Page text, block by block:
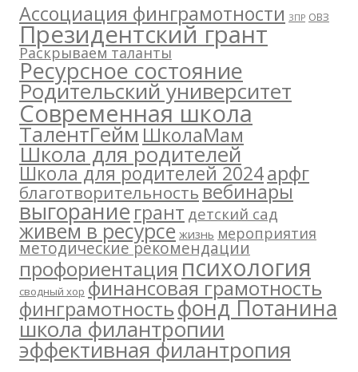
Ассоциация финграмотности ЗПР ОВЗ
Президентский грант
Раскрываем таланты
Ресурсное состояние
Родительский университет
Современная школа
ТалентГеймШколаМам
Школа для родителей
Школа для родителей 2024арфг
благотворительностьвебинары
выгораниегрант детский сад
живем в ресурсе жизнь мероприятия
методические рекомендации
профориентация психология
сводный хор финансовая грамотность
финграмотностьфонд Потанина
школа филантропии
эффективная филантропия